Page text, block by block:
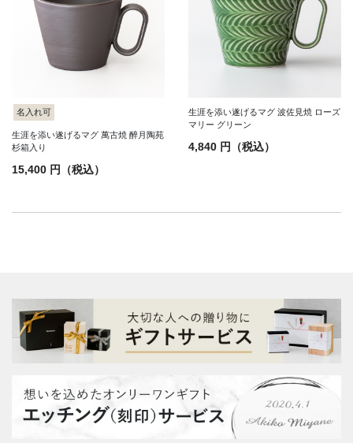
名入れ可
生涯を添い遂げるマグ 萬古焼 醉月陶苑
杉箱入り
15,400 円（税込）
生涯を添い遂げるマグ 波佐見焼 ローズ
マリー グリーン
4,840 円（税込）